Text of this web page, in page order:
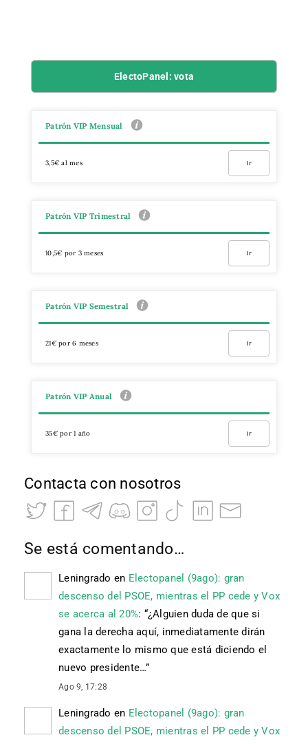
ElectoPanel: vota
Patrón VIP Mensual
3,5€ al mes Ir
Patrón VIP Trimestral
10,5€ por 3 meses Ir
Patrón VIP Semestral
21€ por 6 meses Ir
Patrón VIP Anual
35€ por 1 año Ir
Contacta con nosotros
Se está comentando…
Leningrado en Electopanel (9ago): gran
descenso del PSOE, mientras el PP cede y Vox
se acerca al 20%: “¿Alguien duda de que si
gana la derecha aquí, inmediatamente dirán
exactamente lo mismo que está diciendo el
nuevo presidente…”
Ago 9, 17:28
Leningrado en Electopanel (9ago): gran
descenso del PSOE, mientras el PP cede y Vox